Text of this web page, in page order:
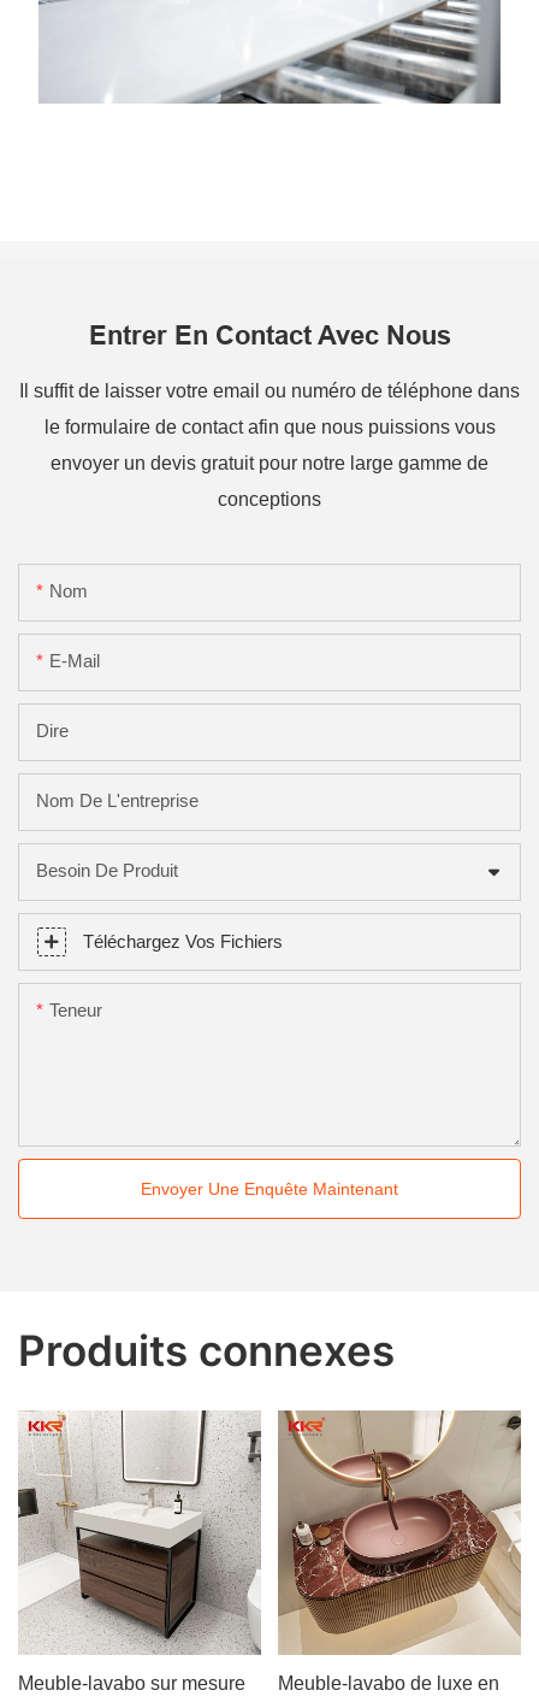
Entrer En Contact Avec Nous
Il suffit de laisser votre email ou numéro de téléphone dans
le formulaire de contact afin que nous puissions vous
envoyer un devis gratuit pour notre large gamme de
conceptions
Nom
E-Mail
Dire
Nom De L'entreprise
Besoin De Produit
Téléchargez Vos Fichiers
Teneur
Envoyer Une Enquête Maintenant
Produits connexes
Meuble-lavabo sur mesure Meuble-lavabo de luxe en